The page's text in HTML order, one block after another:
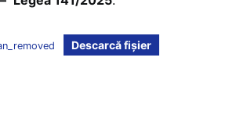
Descarcă fișier